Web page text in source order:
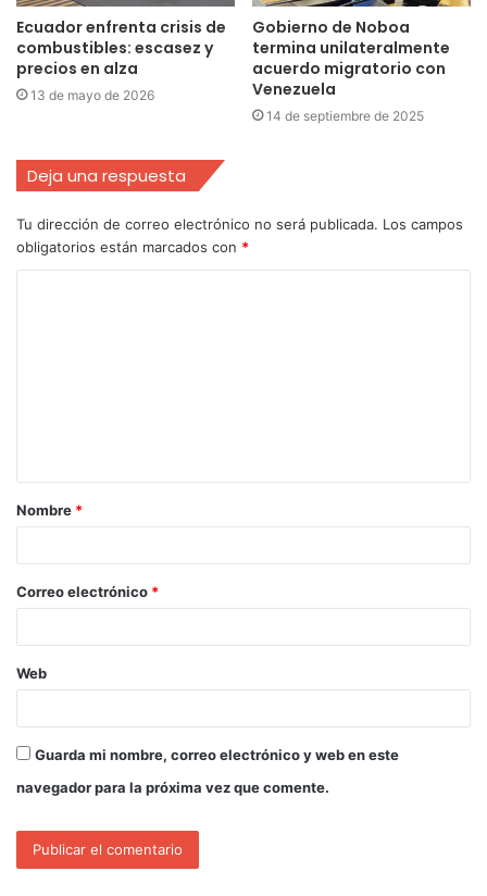
Ecuador enfrenta crisis de
combustibles: escasez y
precios en alza
13 de mayo de 2026
Gobierno de Noboa
termina unilateralmente
acuerdo migratorio con
Venezuela
14 de septiembre de 2025
Deja una respuesta
Tu dirección de correo electrónico no será publicada. Los campos
obligatorios están marcados con *
Nombre *
Correo electrónico *
Web
Guarda mi nombre, correo electrónico y web en este
navegador para la próxima vez que comente.